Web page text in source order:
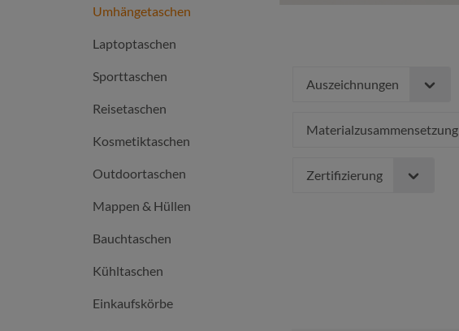
Umhängetaschen
Laptoptaschen
Sporttaschen
Reisetaschen
Kosmetiktaschen
Outdoortaschen
Mappen & Hüllen
Bauchtaschen
Kühltaschen
Einkaufskörbe
Auszeichnungen
Materialzusammensetzung
Zertifizierung